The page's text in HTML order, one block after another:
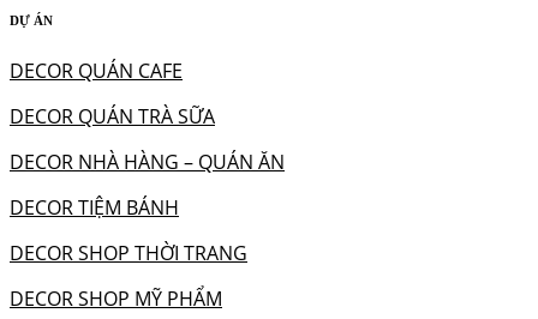
DỰ ÁN
DECOR QUÁN CAFE
DECOR QUÁN TRÀ SỮA
DECOR NHÀ HÀNG – QUÁN ĂN
DECOR TIỆM BÁNH
DECOR SHOP THỜI TRANG
DECOR SHOP MỸ PHẨM